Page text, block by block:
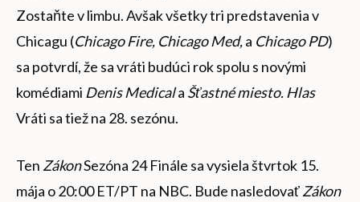
Zostaňte v limbu. Avšak všetky tri predstavenia v
Chicagu (Chicago Fire, Chicago Med,a Chicago PD)
sa potvrdí, že sa vráti budúci rok spolu s novými
komédiami Denis Medicala Šťastné miesto. Hlas
Vráti sa tiež na 28. sezónu.
Ten ZákonSezóna 24 Finále sa vysiela štvrtok 15.
mája o 20:00 ET/PT na NBC. Bude nasledovaťZákon